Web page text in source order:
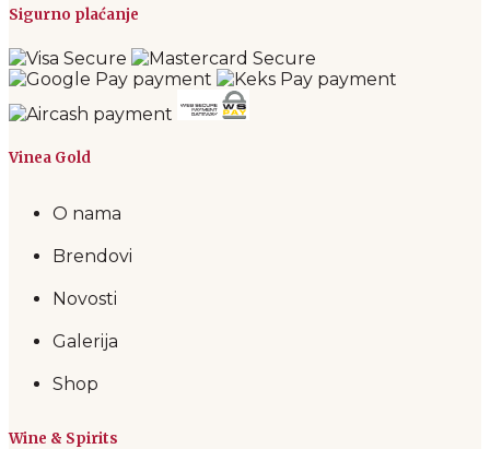
Sigurno plaćanje
Vinea Gold
O nama
Brendovi
Novosti
Galerija
Shop
Wine & Spirits